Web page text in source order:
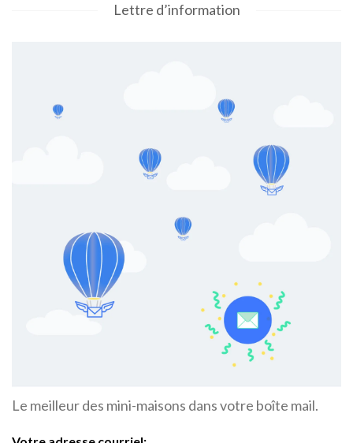
Lettre d’information
Le meilleur des mini-maisons dans votre boîte mail.